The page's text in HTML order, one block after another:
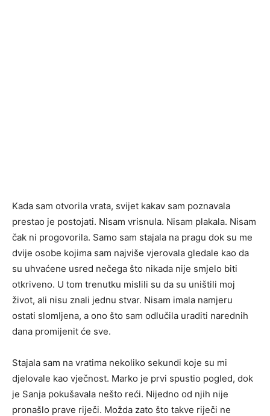
Kada sam otvorila vrata, svijet kakav sam poznavala
prestao je postojati. Nisam vrisnula. Nisam plakala. Nisam
čak ni progovorila. Samo sam stajala na pragu dok su me
dvije osobe kojima sam najviše vjerovala gledale kao da
su uhvaćene usred nečega što nikada nije smjelo biti
otkriveno. U tom trenutku mislili su da su uništili moj
život, ali nisu znali jednu stvar. Nisam imala namjeru
ostati slomljena, a ono što sam odlučila uraditi narednih
dana promijenit će sve.
Stajala sam na vratima nekoliko sekundi koje su mi
djelovale kao vječnost. Marko je prvi spustio pogled, dok
je Sanja pokušavala nešto reći. Nijedno od njih nije
pronašlo prave riječi. Možda zato što takve riječi ne